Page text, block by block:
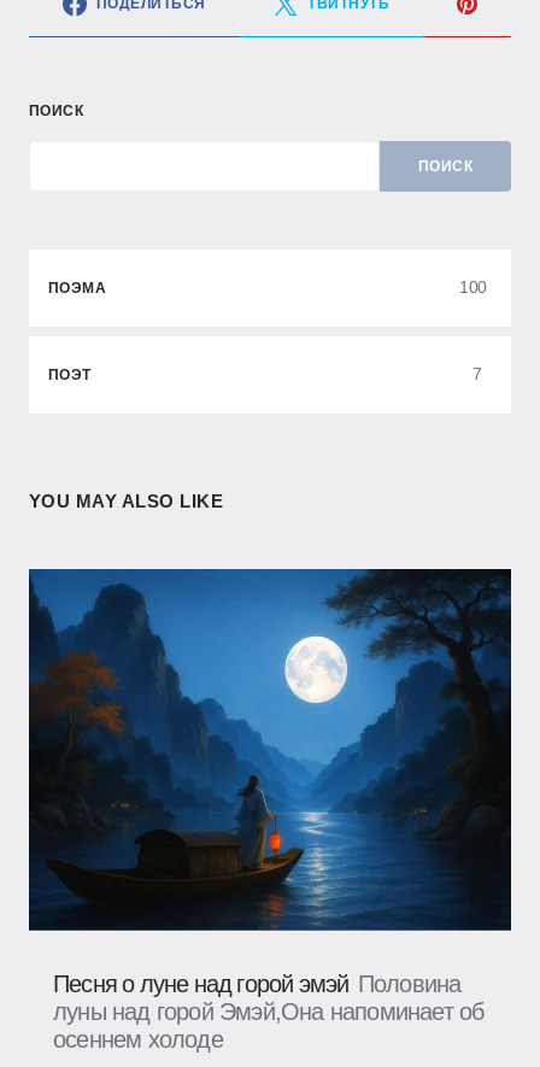
ПОИСК
ПОИСК
ПОЭМА 100
ПОЭТ 7
YOU MAY ALSO LIKE
Песня о луне над горой эмэй Половина
луны над горой Эмэй,Она напоминает об
осеннем холоде